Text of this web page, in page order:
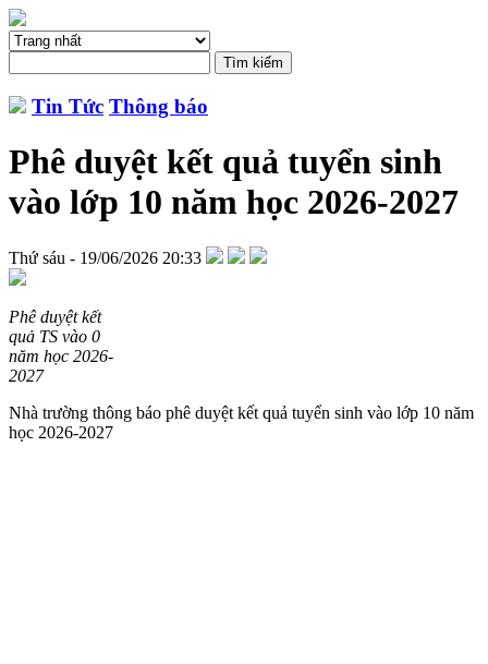
Tin Tức Thông báo
Phê duyệt kết quả tuyển sinh
vào lớp 10 năm học 2026-2027
Thứ sáu - 19/06/2026 20:33
Phê duyệt kết
quả TS vào 0
năm học 2026-
2027
Nhà trường thông báo phê duyệt kết quả tuyển sinh vào lớp 10 năm
học 2026-2027